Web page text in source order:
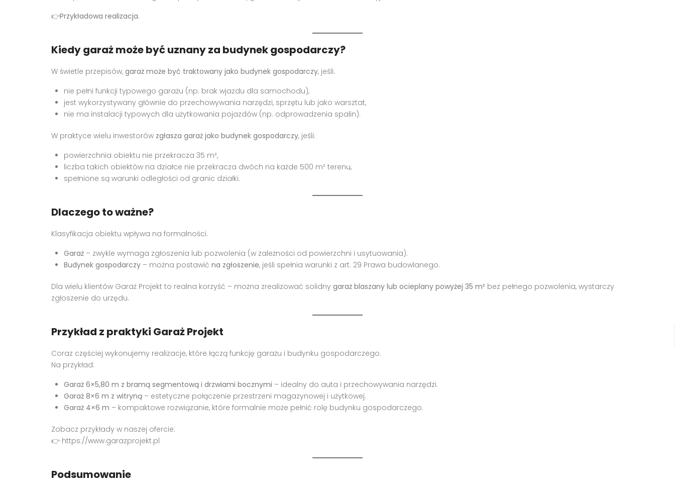
👉Przykładowa realizacja.
Kiedy garaż może być uznany za budynek gospodarczy?
W świetle przepisów, garaż może być traktowany jako budynek gospodarczy, jeśli:
nie pełni funkcji typowego garażu (np. brak wjazdu dla samochodu),
jest wykorzystywany głównie do przechowywania narzędzi, sprzętu lub jako warsztat,
nie ma instalacji typowych dla użytkowania pojazdów (np. odprowadzenia spalin).
W praktyce wielu inwestorów zgłasza garaż jako budynek gospodarczy, jeśli:
powierzchnia obiektu nie przekracza 35 m²,
liczba takich obiektów na działce nie przekracza dwóch na każde 500 m² terenu,
spełnione są warunki odległości od granic działki.
Dlaczego to ważne?
Klasyfikacja obiektu wpływa na formalności.
Garaż – zwykle wymaga zgłoszenia lub pozwolenia (w zależności od powierzchni i usytuowania).
Budynek gospodarczy – można postawić na zgłoszenie, jeśli spełnia warunki z art. 29 Prawa budowlanego.
Dla wielu klientów Garaż Projekt to realna korzyść – można zrealizować solidny garaż blaszany lub ocieplany powyżej 35 m² bez pełnego pozwolenia, wystarczy
zgłoszenie do urzędu.
Przykład z praktyki Garaż Projekt
Coraz częściej wykonujemy realizacje, które łączą funkcję garażu i budynku gospodarczego.
Na przykład:
Garaż 6×5,80 m z bramą segmentową i drzwiami bocznymi – idealny do auta i przechowywania narzędzi.
Garaż 8×6 m z witryną – estetyczne połączenie przestrzeni magazynowej i użytkowej.
Garaż 4×6 m – kompaktowe rozwiązanie, które formalnie może pełnić rolę budynku gospodarczego.
Zobacz przykłady w naszej ofercie:
👉 https://www.garazprojekt.pl
Podsumowanie